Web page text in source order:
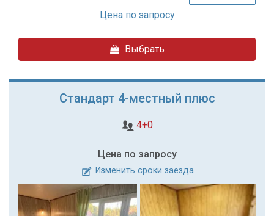
Цена по запросу
Выбрать
Стандарт 4-местный плюс
4+0
Цена по запросу
Изменить сроки заезда